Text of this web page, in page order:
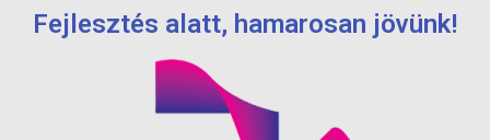
Fejlesztés alatt, hamarosan jövünk!